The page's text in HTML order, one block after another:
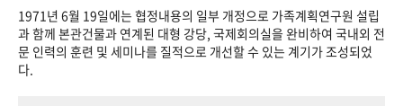
VR 역사관
1971년 6월 19일에는 협정내용의 일부 개정으로 가족계획연구원 설립
과 함께 본관건물과 연계된 대형 강당, 국제회의실을 완비하여 국내외 전
문 인력의 훈련 및 세미나를 질적으로 개선할 수 있는 계기가 조성되었
다.